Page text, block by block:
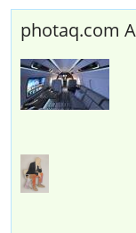
photaq.com